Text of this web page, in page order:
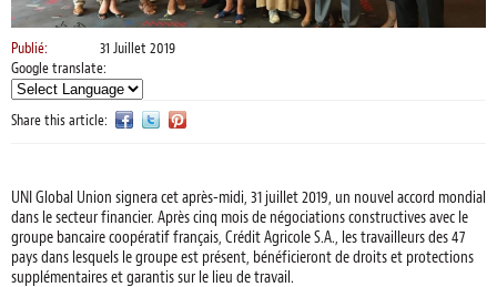
Publié:
31 Juillet 2019
Google translate:
Share this article:
UNI Global Union signera cet après-midi, 31 juillet 2019, un nouvel accord mondial
dans le secteur financier. Après cinq mois de négociations constructives avec le
groupe bancaire coopératif français, Crédit Agricole S.A., les travailleurs des 47
pays dans lesquels le groupe est présent, bénéficieront de droits et protections
supplémentaires et garantis sur le lieu de travail.